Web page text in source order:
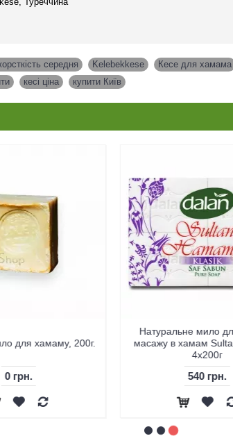
середня Kelebekkese Кесе для хамама
кесі ціна купити Київ
200г.
Натуральне мило для пінного
масажу в хамам Sultan Hamami,